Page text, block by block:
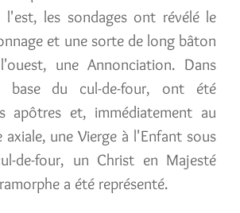
l'est, les sondages ont révélé le
et une sorte de long bâton
une Annonciation. Dans
base du cul-de-four, ont été
apôtres et, immédiatement au
axiale, une Vierge à l'Enfant sous
de-four, un Christ en Majesté
a été représenté.